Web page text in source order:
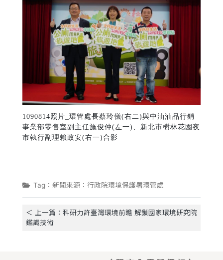
1090814照片_環管處長蔡玲儀(右二)與中油油品行銷
事業部零售室副主任施俊仲(左一)、新北市樹林花園夜
市執行副理賴政安(右一)合影
Tag：新聞來源：行政院環境保護署環管處
＜ 上一篇：科研力許臺灣環境前瞻 解鎖國家環境研究院
鑑識技術